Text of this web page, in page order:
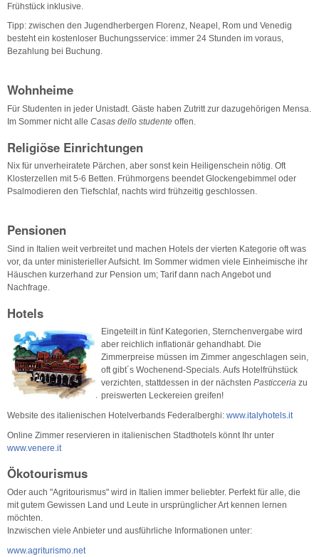
Frühstück inklusive.
Tipp: zwischen den Jugendherbergen Florenz, Neapel, Rom und Venedig
besteht ein kostenloser Buchungsservice: immer 24 Stunden im voraus,
Bezahlung bei Buchung.
Wohnheime
Für Studenten in jeder Unistadt. Gäste haben Zutritt zur dazugehörigen Mensa.
Im Sommer nicht alle Casas dello studente offen.
Religiöse Einrichtungen
Nix für unverheiratete Pärchen, aber sonst kein Heiligenschein nötig. Oft
Klosterzellen mit 5-6 Betten. Frühmorgens beendet Glockengebimmel oder
Psalmodieren den Tiefschlaf, nachts wird frühzeitig geschlossen.
Pensionen
Sind in Italien weit verbreitet und machen Hotels der vierten Kategorie oft was
vor, da unter ministerieller Aufsicht. Im Sommer widmen viele Einheimische ihr
Häuschen kurzerhand zur Pension um; Tarif dann nach Angebot und
Nachfrage.
Hotels
Eingeteilt in fünf Kategorien, Sternchenvergabe wird
aber reichlich inflationär gehandhabt. Die
Zimmerpreise müssen im Zimmer angeschlagen sein,
oft gibt´s Wochenend-Specials. Aufs Hotelfrühstück
verzichten, stattdessen in der nächsten Pasticceria zu
preiswerten Leckereien greifen!
Website des italienischen Hotelverbands Federalberghi: www.italyhotels.it
Online Zimmer reservieren in italienischen Stadthotels könnt Ihr unter
www.venere.it
Ökotourismus
Oder auch "Agritourismus" wird in Italien immer beliebter. Perfekt für alle, die
mit gutem Gewissen Land und Leute in ursprünglicher Art kennen lernen
möchten.
Inzwischen viele Anbieter und ausführliche Informationen unter:
www.agriturismo.net